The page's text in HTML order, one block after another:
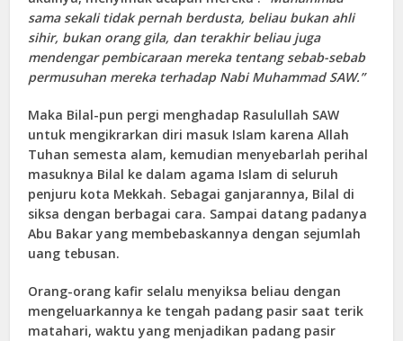
sama sekali tidak pernah berdusta, beliau bukan ahli
sihir, bukan orang gila, dan terakhir beliau juga
mendengar pembicaraan mereka tentang sebab-sebab
permusuhan mereka terhadap Nabi Muhammad SAW.”
Maka Bilal-pun pergi menghadap Rasulullah SAW
untuk mengikrarkan diri masuk Islam karena Allah
Tuhan semesta alam, kemudian menyebarlah perihal
masuknya Bilal ke dalam agama Islam di seluruh
penjuru kota Mekkah. Sebagai ganjarannya, Bilal di
siksa dengan berbagai cara. Sampai datang padanya
Abu Bakar yang membebaskannya dengan sejumlah
uang tebusan.
Orang-orang kafir selalu menyiksa beliau dengan
mengeluarkannya ke tengah padang pasir saat terik
matahari, waktu yang menjadikan padang pasir